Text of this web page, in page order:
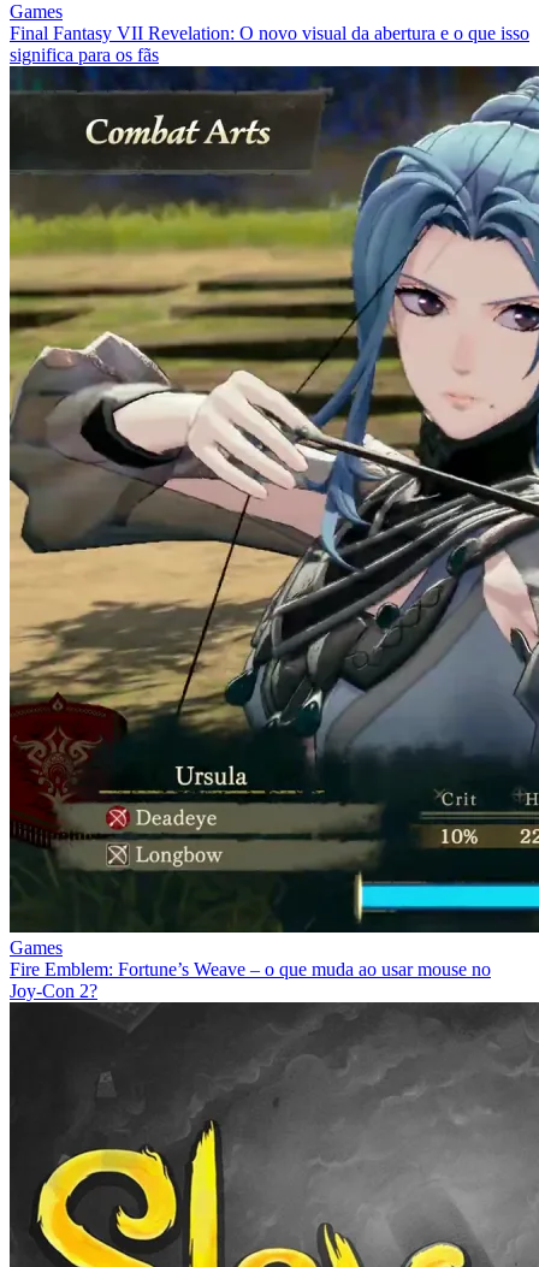
Games
Final Fantasy VII Revelation: O novo visual da abertura e o que isso
significa para os fãs
Games
Fire Emblem: Fortune’s Weave – o que muda ao usar mouse no
Joy‑Con 2?